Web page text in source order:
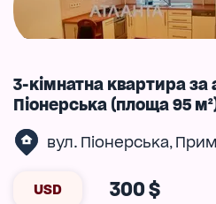
3-кімнатна квартира
Піонерська (площа 95
вул. Піонерська,
USD 300 $